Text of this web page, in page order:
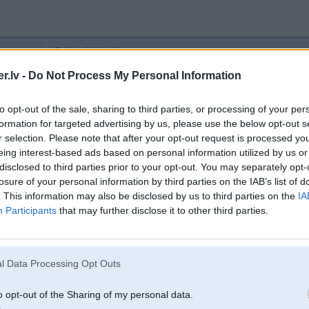
- Do Not Process My Personal Information
opt-out of the sale, sharing to third parties, or processing of your
for targeted advertising by us, please use the below opt-out
selection. Please note that after your opt-out request is processed
interest-based ads based on personal information utilized by us
to third parties prior to your opt-out. You may separately
of your personal information by third parties on the IAB’s list of
This information may also be disclosed by us to third parties on the
Participants that may further disclose it to other third parties.
Data Processing Opt Outs
opt-out of the Sharing of my personal data.
03. Aug 2014, 01:23
E46
Iepriekšējie auto saimnieki bija parūpējušies, lai ziemas riepas vairs nevarētu
diemžēl arī speciālo zvaigznīti. No kādiem auto viņu varētu meklēt? Šovakar
02 Aug 2014, 18:00:15 ralfsjanis rakstīja:
Sveiki. kur ir iespējams nonemt kludu e90 kludu no panela...